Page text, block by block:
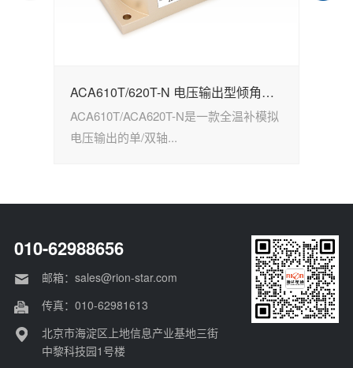
ACA610T/620T-N 电压输出型倾角传感器
ACA610T/ACA620T-N是一款全温补模拟
电压输出的单/双轴...
010-62988656
邮箱：sales@rion-star.com
传真：010-62981613
北京市海淀区上地信息产业基地三街
中黎科技园1号楼